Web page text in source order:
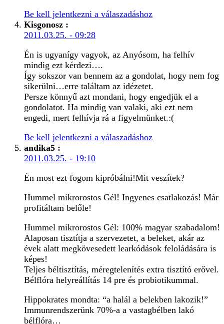
Be kell jelentkezni a válaszadáshoz
Kisgonosz :
2011.03.25. - 09:28
Én is ugyanígy vagyok, az Anyósom, ha felhív
mindig ezt kérdezi….
Így sokszor van bennem az a gondolat, hogy nem fog
sikerülni…erre találtam az idézetet.
Persze könnyű azt mondani, hogy engedjük el a
gondolatot. Ha mindig van valaki, aki ezt nem
engedi, mert felhívja rá a figyelmünket.:(
Be kell jelentkezni a válaszadáshoz
andika5 :
2011.03.25. - 19:10
Én most ezt fogom kipróbálni!Mit veszítek?
Hummel mikrorostos Gél! Ingyenes csatlakozás! Már
profitáltam belőle!
Hummel mikrorostos Gél: 100% magyar szabadalom!
Alaposan tisztítja a szervezetet, a beleket, akár az
évek alatt megkövesedett learkódások feloládására is
képes!
Teljes béltisztítás, méregtelenítés extra tisztító erővel.
Bélflóra helyreállítás 14 pre és probiotikummal.
Hippokrates mondta: “a halál a belekben lakozik!”
Immunrendszerünk 70%-a a vastagbélben lakó
bélflóra…